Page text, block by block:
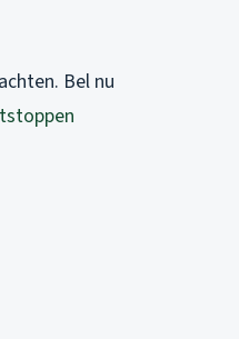
Bel nu